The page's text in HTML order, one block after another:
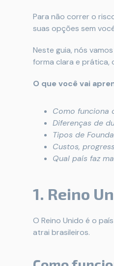
Para não correr o
suas opções sem
Neste guia, nós
forma clara e prática,
O que você vai
Como funciona
Diferenças de
Tipos de
Custos,
Qual país faz
1. Reino
O Reino Unido é o
atrai brasileiros.